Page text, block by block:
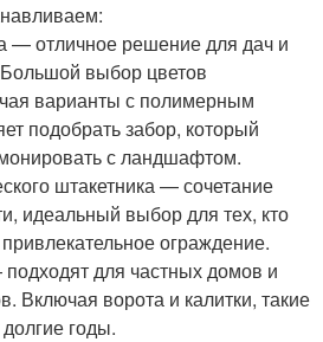
— отличное решение для дач и
выбор цветов
варианты с полимерным
подобрать забор, который
с ландшафтом.
штакетника — сочетание
идеальный выбор для тех, кто
ограждение.
для частных домов и
Включая ворота и калитки, такие
годы.